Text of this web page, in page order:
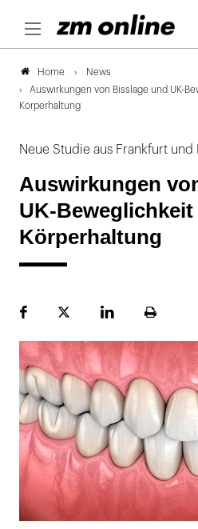
Home
News
Auswirkungen von Bisslage und UK-
Körperhaltung
Neue Studie aus Frankfurt und
Auswirkungen
UK-
Körperhaltung
FacebookPlattformLinekdInSeite